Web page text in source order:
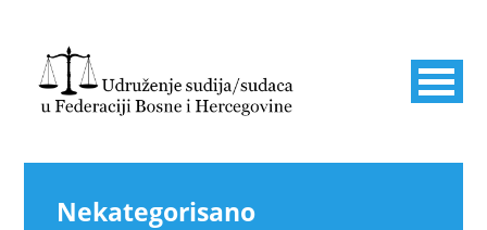
Nekategorisano